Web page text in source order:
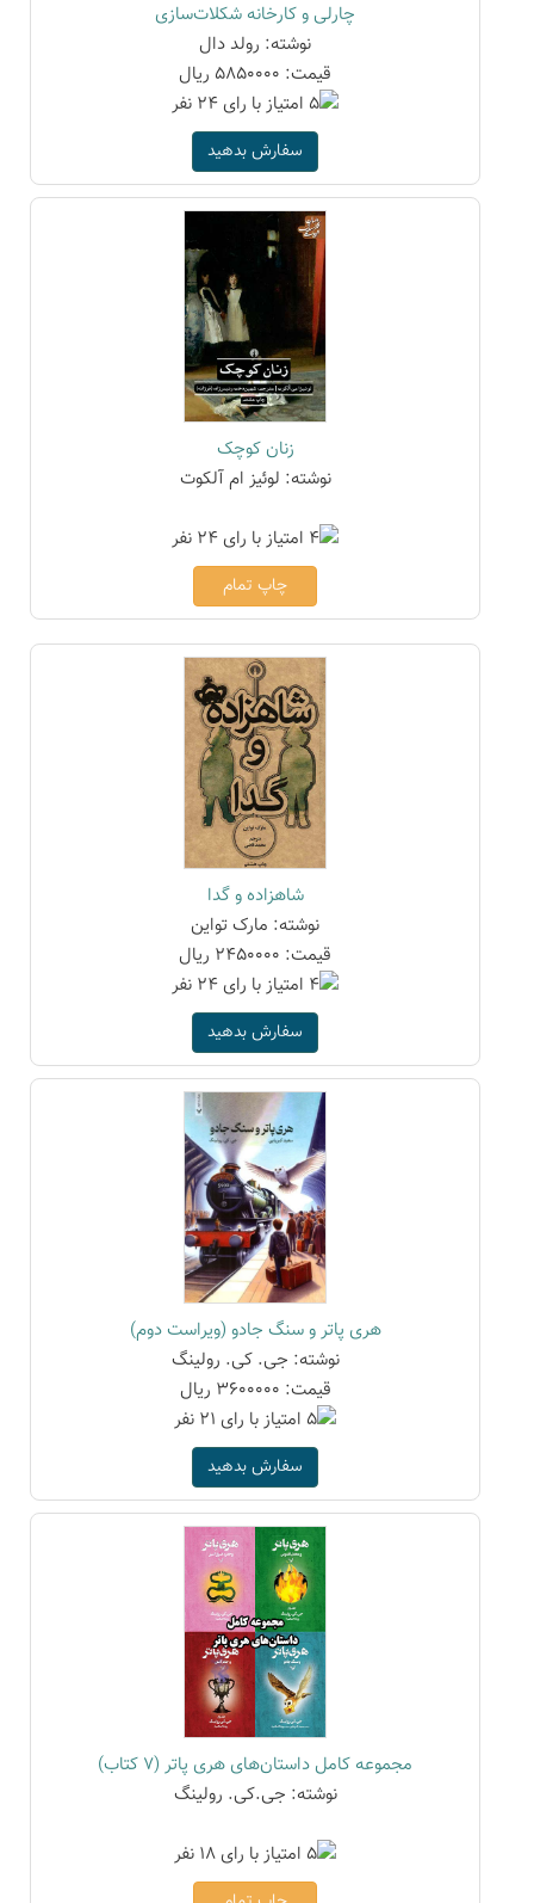
چارلی و کارخانه شکلات‌سازی
نوشته: رولد دال
قیمت: 5850000 ریال
سفارش بدهید
زنان کوچک
نوشته: لوئیز ام آلکوت
چاپ تمام
شاهزاده و گدا
نوشته: مارک تواین
قیمت: 2450000 ریال
سفارش بدهید
هری پاتر و سنگ جادو (ویراست دوم)
نوشته: جی. کی. رولینگ
قیمت: 3600000 ریال
سفارش بدهید
مجموعه کامل داستان‌های هری پاتر (7 کتاب)
نوشته: جی.کی. رولینگ